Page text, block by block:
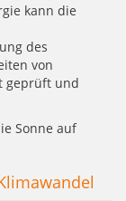
kann die
des
von
geprüft und